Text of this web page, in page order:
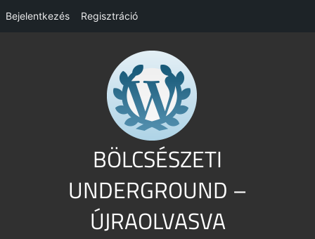
Bejelentkezés Regisztráció
BÖLCSÉSZETI
UNDERGROUND –
ÚJRAOLVASVA